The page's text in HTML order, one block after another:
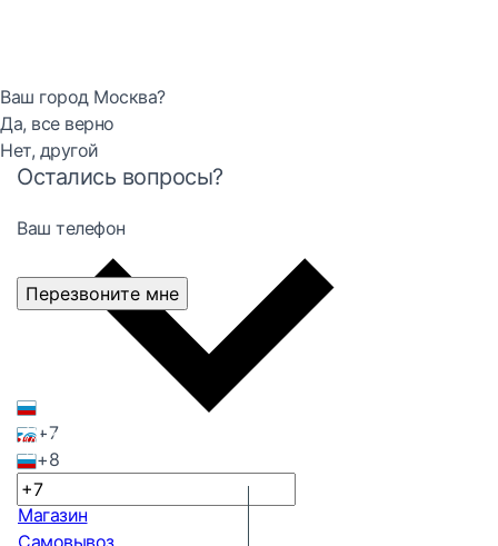
Ваш город Москва?
Да, все верно
Нет, другой
Остались вопросы?
Ваш телефон
+7
+8
Перезвоните мне
Магазин